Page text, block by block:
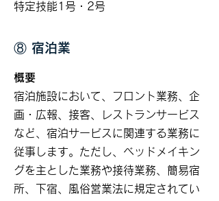
特定技能1号・2号
⑧ 宿泊業
概要
宿泊施設において、フロント業務、企
画・広報、接客、レストランサービス
など、宿泊サービスに関連する業務に
従事します。ただし、ベッドメイキン
グを主とした業務や接待業務、簡易宿
所、下宿、風俗営業法に規定されてい